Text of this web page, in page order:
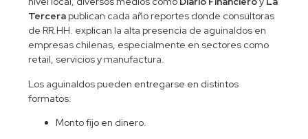
Tercera publican cada año reportes donde consultoras
de RR.HH. explican la alta presencia de aguinaldos en
empresas chilenas, especialmente en sectores como
retail, servicios y manufactura.
Los aguinaldos pueden entregarse en distintos
formatos:
Monto fijo en dinero.